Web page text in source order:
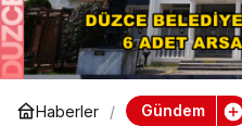
Haberler Gündem